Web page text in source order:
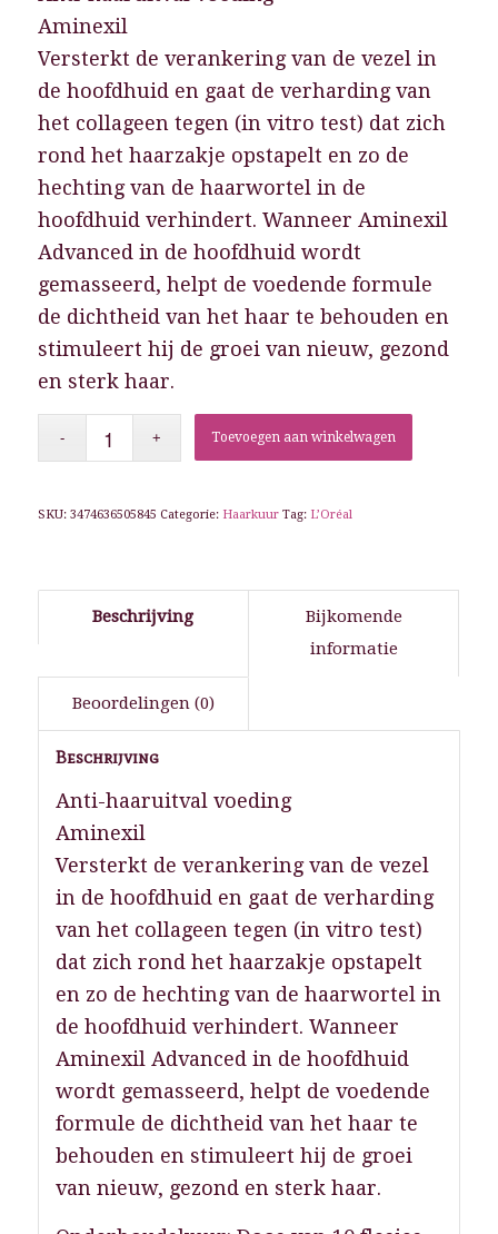
Aminexil
Versterkt de verankering van de vezel in
de hoofdhuid en gaat de verharding van
het collageen tegen (in vitro test) dat zich
rond het haarzakje opstapelt en zo de
hechting van de haarwortel in de
hoofdhuid verhindert. Wanneer Aminexil
Advanced in de hoofdhuid wordt
gemasseerd, helpt de voedende formule
de dichtheid van het haar te behouden en
stimuleert hij de groei van nieuw, gezond
en sterk haar.
Toevoegen aan winkelwagen
SKU: 3474636505845 Categorie: Haarkuur Tag: L’Oréal
Beschrijving
Bijkomende
informatie
Beoordelingen (0)
Beschrijving
Anti-haaruitval voeding
Aminexil
Versterkt de verankering van de vezel
in de hoofdhuid en gaat de verharding
van het collageen tegen (in vitro test)
dat zich rond het haarzakje opstapelt
en zo de hechting van de haarwortel in
de hoofdhuid verhindert. Wanneer
Aminexil Advanced in de hoofdhuid
wordt gemasseerd, helpt de voedende
formule de dichtheid van het haar te
behouden en stimuleert hij de groei
van nieuw, gezond en sterk haar.